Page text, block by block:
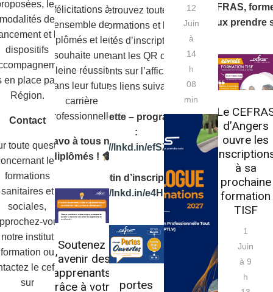
félicitations à
l’ensemble des
diplômés et leur
souhaite une
pleine réussite
dans leur future
carrière
professionnelle.
Bravo à tous nos
diplômés !
Le CEFRAS,
mieux prendre
les
modalités de
et les
dispositifs
en place par la
Région.
Contact
toute question
les
formations
sanitaires et
sociales,
vous
institut de
formation ou
le cefras
sur
Retrouvez toutes les
informations et les
modalités d’inscription en
scannant les QR codes
présents sur l’affiche ou
via les liens suivants :
Plaquette – programme
:
https://lnkd.in/efSZyvPs
Bulletin d’inscription :
https://lnkd.in/e4Hs7iWP
12
Juin
à
14
h
08
min
Le
d’Angers
ouvre les
à sa
prochaine
formation
TISF
1
Juin
à 9
h
Soutenez
l’avenir des
apprenants
grâce à votre
portes